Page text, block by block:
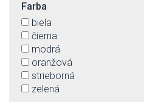
Farba
biela
čierna
modrá
oranžová
strieborná
zelená